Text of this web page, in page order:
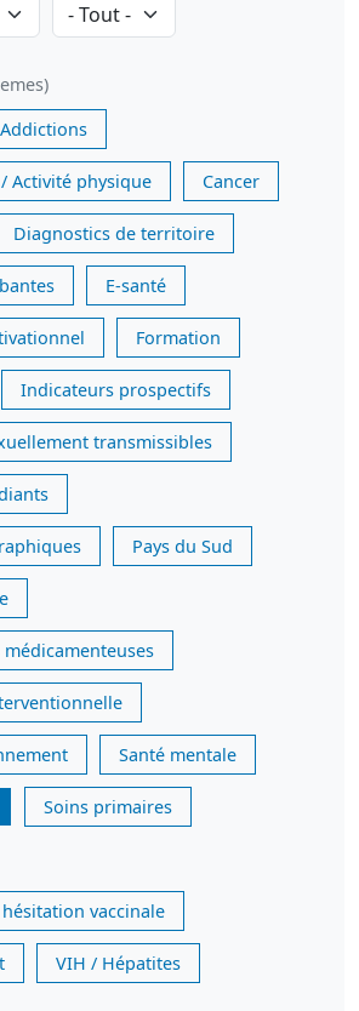
Addictions
Activité physique Cancer
Diagnostics de territoire
E-santé
Formation
Indicateurs prospectifs
transmissibles
Pays du Sud
Santé mentale
Soins primaires
vaccinale
VIH / Hépatites